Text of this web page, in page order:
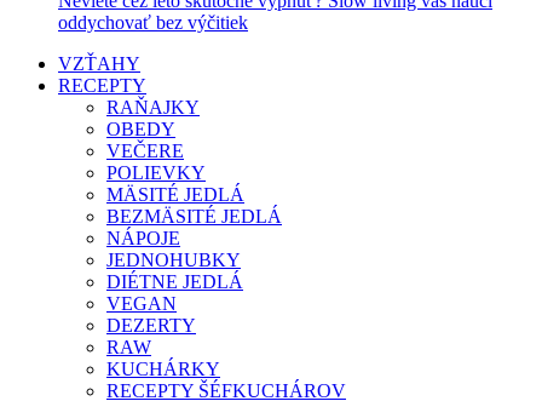
oddychovať bez výčitiek
VZŤAHY
RECEPTY
RAŇAJKY
OBEDY
VEČERE
POLIEVKY
MÄSITÉ JEDLÁ
BEZMÄSITÉ JEDLÁ
NÁPOJE
JEDNOHUBKY
DIÉTNE JEDLÁ
VEGAN
DEZERTY
RAW
KUCHÁRKY
RECEPTY ŠÉFKUCHÁROV